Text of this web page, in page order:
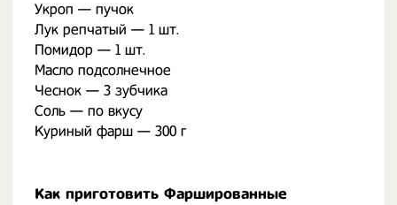
Укроп — пучок
Лук репчатый — 1 шт.
Помидор — 1 шт.
Масло подсолнечное
Чеснок — 3 зубчика
Соль — по вкусу
Куриный фарш — 300 г
Как приготовить Фаршированные